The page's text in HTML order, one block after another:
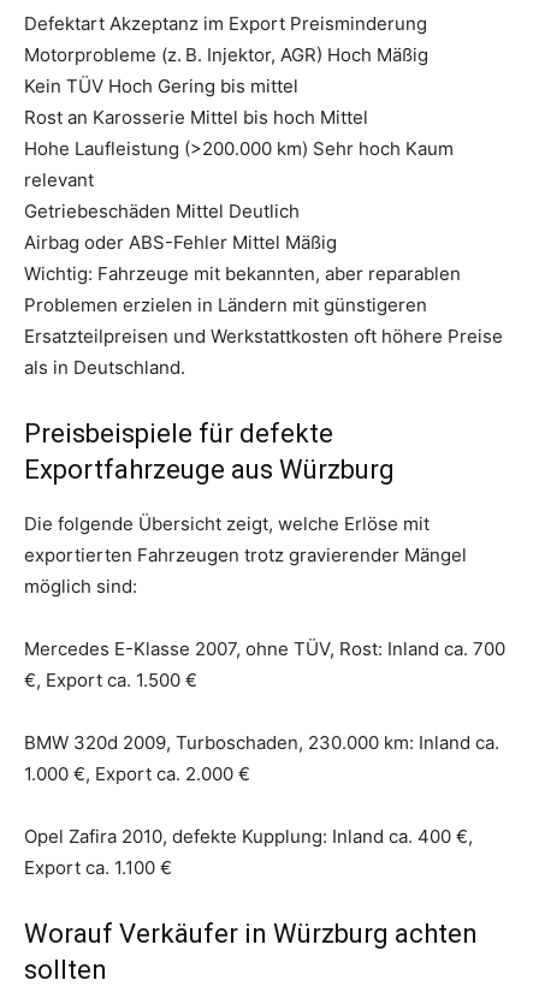
Defektart Akzeptanz im Export Preisminderung
Motorprobleme (z. B. Injektor, AGR) Hoch Mäßig
Kein TÜV Hoch Gering bis mittel
Rost an Karosserie Mittel bis hoch Mittel
Hohe Laufleistung (>200.000 km) Sehr hoch Kaum
relevant
Getriebeschäden Mittel Deutlich
Airbag oder ABS-Fehler Mittel Mäßig
Wichtig: Fahrzeuge mit bekannten, aber reparablen
Problemen erzielen in Ländern mit günstigeren
Ersatzteilpreisen und Werkstattkosten oft höhere Preise
als in Deutschland.
Preisbeispiele für defekte
Exportfahrzeuge aus Würzburg
Die folgende Übersicht zeigt, welche Erlöse mit
exportierten Fahrzeugen trotz gravierender Mängel
möglich sind:
Mercedes E-Klasse 2007, ohne TÜV, Rost: Inland ca. 700
€, Export ca. 1.500 €
BMW 320d 2009, Turboschaden, 230.000 km: Inland ca.
1.000 €, Export ca. 2.000 €
Opel Zafira 2010, defekte Kupplung: Inland ca. 400 €,
Export ca. 1.100 €
Worauf Verkäufer in Würzburg achten
sollten